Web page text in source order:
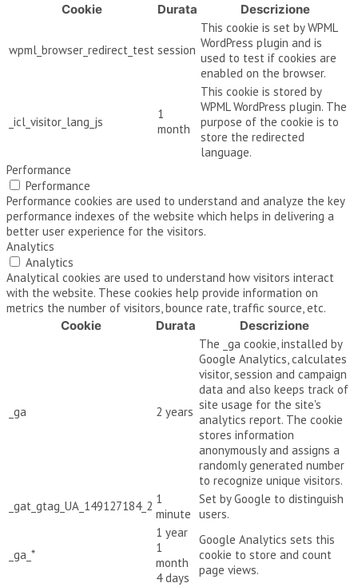
Cookie
Durata Descrizione
wpml_browser_redirect_test session
This cookie is set by WPML
WordPress plugin and is
used to test if cookies are
enabled on the browser.
_icl_visitor_lang_js
1
month
This cookie is stored by
WPML WordPress plugin. The
purpose of the cookie is to
store the redirected
language.
Performance
Performance
Performance cookies are used to understand and analyze the key
performance indexes of the website which helps in delivering a
better user experience for the visitors.
Analytics
Analytics
Analytical cookies are used to understand how visitors interact
with the website. These cookies help provide information on
metrics the number of visitors, bounce rate, traffic source, etc.
Cookie
Durata Descrizione
_ga 2 years
The _ga cookie, installed by
Google Analytics, calculates
visitor, session and campaign
data and also keeps track of
site usage for the site's
analytics report. The cookie
stores information
anonymously and assigns a
randomly generated number
to recognize unique visitors.
_gat_gtag_UA_149127184_2 1
minute
Set by Google to distinguish
users.
_ga_*
1 year
1
month
4 days
Google Analytics sets this
cookie to store and count
page views.